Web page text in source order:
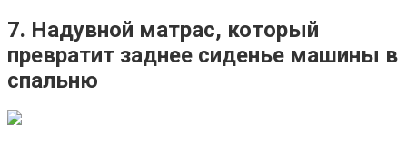
7. Надувной матрас, который
превратит заднее сиденье машины в
спальню